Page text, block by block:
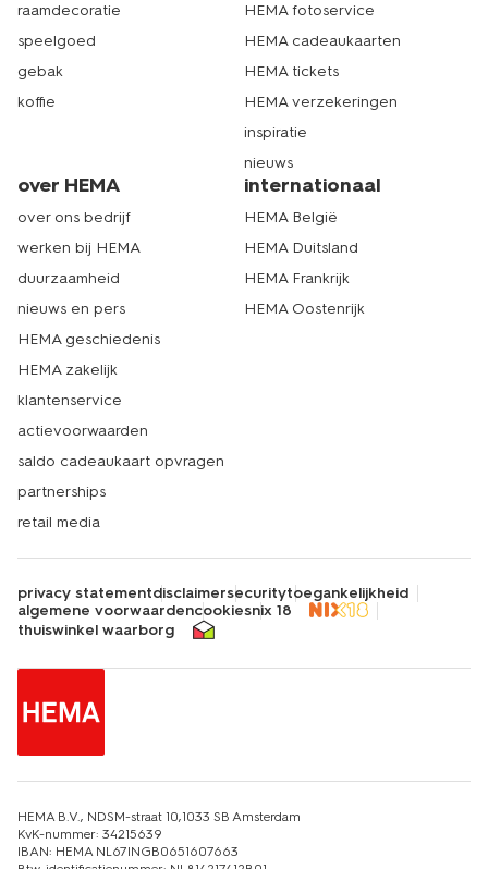
raamdecoratie
speelgoed
gebak
koffie
HEMA fotoservice
HEMA cadeaukaarten
HEMA tickets
HEMA verzekeringen
inspiratie
nieuws
over HEMA
over ons bedrijf
werken bij HEMA
duurzaamheid
nieuws en pers
HEMA geschiedenis
HEMA zakelijk
klantenservice
actievoorwaarden
saldo cadeaukaart opvragen
partnerships
retail media
internationaal
HEMA België
HEMA Duitsland
HEMA Frankrijk
HEMA Oostenrijk
privacy statementdisclaimersecuritytoegankelijkheid
algemene voorwaardencookiesnix 18
thuiswinkel waarborg
HEMA B.V., NDSM-straat 10,1033 SB Amsterdam
KvK-nummer: 34215639
IBAN: HEMA NL67INGB0651607663